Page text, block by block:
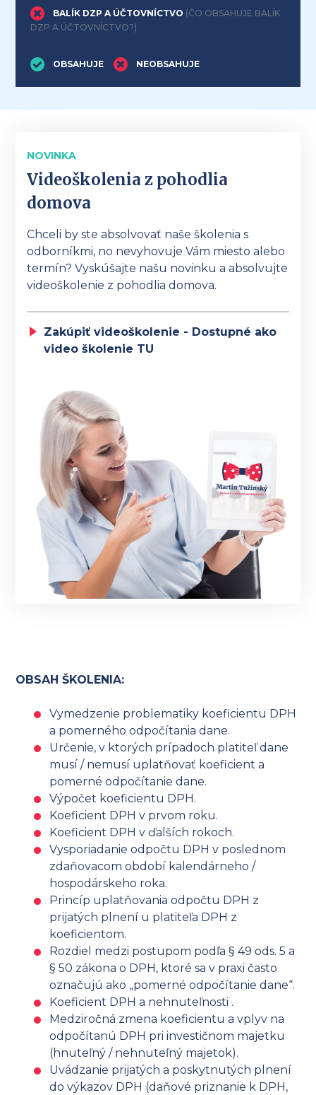
BALÍK DZP A ÚČTOVNÍCTVO (ČO OBSAHUJE BALÍK
DZP A ÚČTOVNÍCTVO?)
OBSAHUJE NEOBSAHUJE
NOVINKA
Videoškolenia z pohodlia
domova
Chceli by ste absolvovať naše školenia s
odborníkmi, no nevyhovuje Vám miesto alebo
termín? Vyskúšajte našu novinku a absolvujte
videoškolenie z pohodlia domova.
Zakúpiť videoškolenie - Dostupné ako
video školenie TU
OBSAH ŠKOLENIA:
Vymedzenie problematiky koeficientu DPH
a pomerného odpočítania dane.
Určenie, v ktorých prípadoch platiteľ dane
musí / nemusí uplatňovať koeficient a
pomerné odpočítanie dane.
Výpočet koeficientu DPH.
Koeficient DPH v prvom roku.
Koeficient DPH v ďalších rokoch.
Vysporiadanie odpočtu DPH v poslednom
zdaňovacom období kalendárneho /
hospodárskeho roka.
Princíp uplatňovania odpočtu DPH z
prijatých plnení u platiteľa DPH z
koeficientom.
Rozdiel medzi postupom podľa § 49 ods. 5 a
§ 50 zákona o DPH, ktoré sa v praxi často
označujú ako „pomerné odpočítanie dane“.
Koeficient DPH a nehnuteľnosti .
Medziročná zmena koeficientu a vplyv na
odpočítanú DPH pri investičnom majetku
(hnuteľný / nehnuteľný majetok).
Uvádzanie prijatých a poskytnutých plnení
do výkazov DPH (daňové priznanie k DPH,